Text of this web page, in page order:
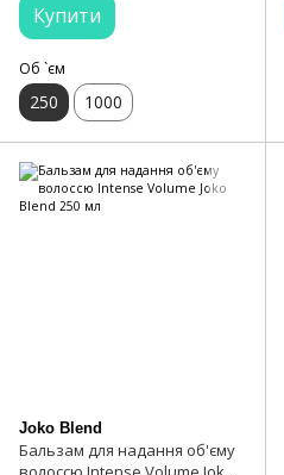
Купити
Об `єм
250 1000
Joko Blend
Бальзам для надання об'єму